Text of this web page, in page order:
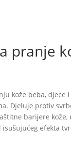
pranje
kože beba, djece
Djeluje protiv
barijere kože,
efekta